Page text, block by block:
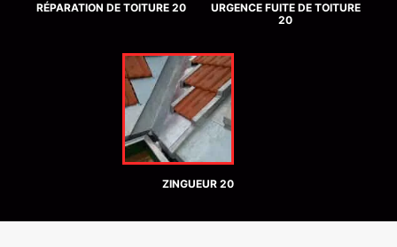
RÉPARATION DE TOITURE 20
URGENCE FUITE DE TOITURE
20
ZINGUEUR 20